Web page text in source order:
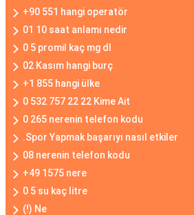
+90 551 hangi operatör
01 10 saat anlamı nedir
0 5 promil kaç mg dl
02 Kasım hangi burç
+1 855 hangi ülke
0 532 757 22 22 Kime Ait
0 265 nerenin telefon kodu
.Spor Yapmak başarıyı nasıl etkiler
08 nerenin telefon kodu
+49 1575 nere
0 5 su kaç litre
(!) Ne